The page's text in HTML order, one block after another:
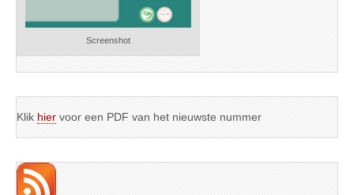
Screenshot
Klik hier voor een PDF van het nieuwste nummer